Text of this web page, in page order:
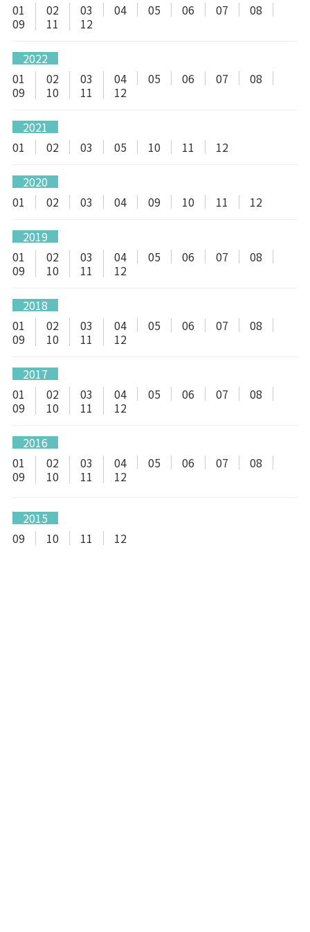
01 02 03 04 05 06 07
08
09
11 12
2022
01
02 03 04 05 06 07
08
09
10 11 12
2021
01
02 03 05 10 11 12
2020
01
02 03 04 09 10 11 12
2019
01
02 03 04 05 06 07
08
09
10 11 12
2018
01
02 03 04 05 06 07
08
09
10 11 12
2017
01
02 03 04 05 06 07
08
09
10 11 12
2016
01
02 03 04 05 06 07
08
09
10 11 12
2015
09
10 11 12